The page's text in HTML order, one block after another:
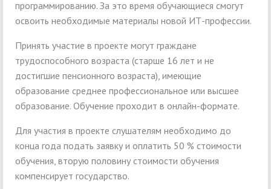
программированию. За это время обучающиеся смогут
освоить необходимые материалы новой ИТ-профессии.
Принять участие в проекте могут граждане
трудоспособного возраста (старше 16 лет и не
достигшие пенсионного возраста), имеющие
образование среднее профессиональное или высшее
образование. Обучение проходит в онлайн-формате.
Для участия в проекте слушателям необходимо до
конца года подать заявку и оплатить 50 % стоимости
обучения, вторую половину стоимости обучения
компенсирует государство.